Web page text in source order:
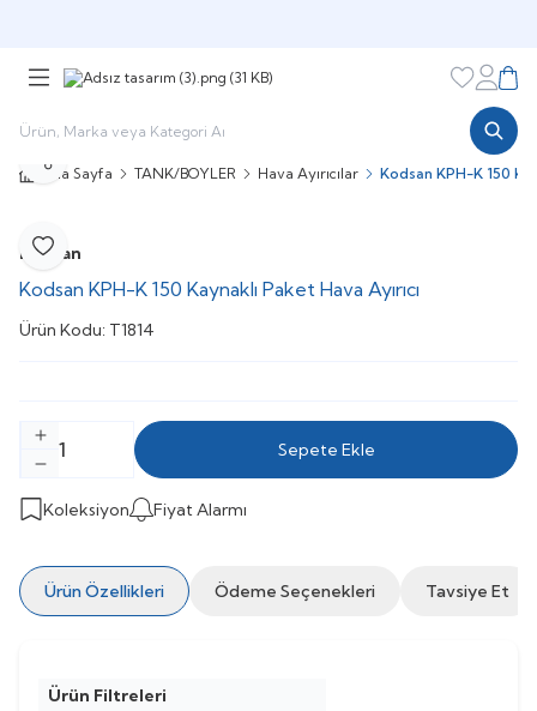
Favorilerim
Ana Sayfa TANK/BOYLER Hava Ayırıcılar Kodsan KPH-K 150
Favoriye Ekle
Paylaş
Kodsan
Kodsan KPH-K 150 Kaynaklı Paket Hava Ayırıcı
Ürün Kodu: T1814
Sepete Ekle
Koleksiyon Fiyat Alarmı
Ürün Özellikleri Ödeme Seçenekleri Tavsiye Et
Ürün Filtreleri